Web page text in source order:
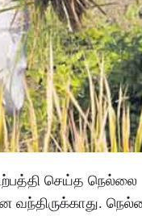
செய்த நெல்லை
வந்திருக்காது.